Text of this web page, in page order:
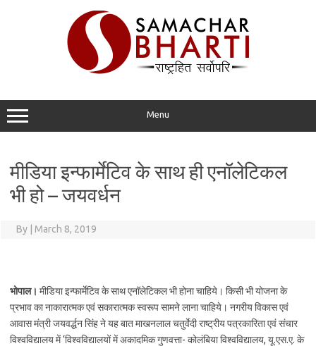
Menu
मीडिया इन्फार्मेटिव के साथ ही एनॉलेटिकल
भी हो – जयवर्धन
By March 8, 2019
भोपाल। मीडिया इन्फार्मेटिव के साथ एनॉलेटिकल भी होना चाहिये। किसी भी योजना के
प्रभाव का नाकारात्मक एवं सकारात्मक स्वरूप सामने लाना चाहिये। नगरीय विकास एवं
आवास मंत्री जयवर्द्धन सिंह ने यह बात माखनलाल चतुर्वेदी राष्ट्रीय पत्रकारिता एवं संचार
विश्वविद्यालय में ‘विश्वविद्यालयों में अकादमिक गुणवत्ता- कोलंबिया विश्वविद्यालय, यू.एस.ए. के